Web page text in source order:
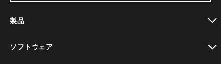
製品
ソフトウェア